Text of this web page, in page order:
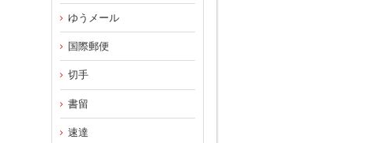
ゆうメール
国際郵便
切手
書留
速達